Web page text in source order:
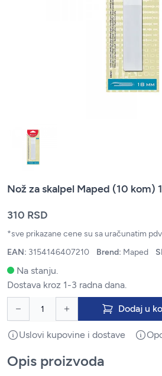
Nož za skalpel Maped (10 kom)
310 RSD
*sve prikazane cene su sa uračunatim
EAN: 3154146407210 Brend: Maped
Na stanju.
Dostava kroz 1-3 radna dana.
Dodaj u
Uslovi kupovine i dostave
Opis proizvoda